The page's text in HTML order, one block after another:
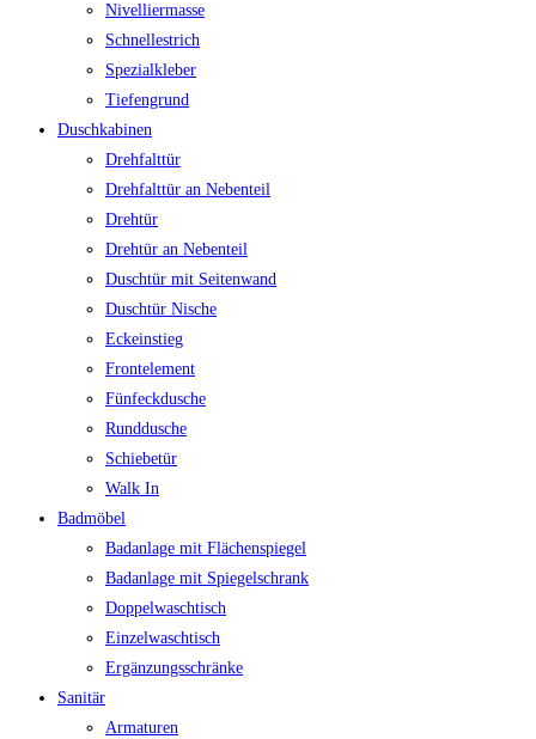
Nivelliermasse
Schnellestrich
Spezialkleber
Tiefengrund
Duschkabinen
Drehfalttür
Drehfalttür an Nebenteil
Drehtür
Drehtür an Nebenteil
Duschtür mit Seitenwand
Duschtür Nische
Eckeinstieg
Frontelement
Fünfeckdusche
Runddusche
Schiebetür
Walk In
Badmöbel
Badanlage mit Flächenspiegel
Badanlage mit Spiegelschrank
Doppelwaschtisch
Einzelwaschtisch
Ergänzungsschränke
Sanitär
Armaturen